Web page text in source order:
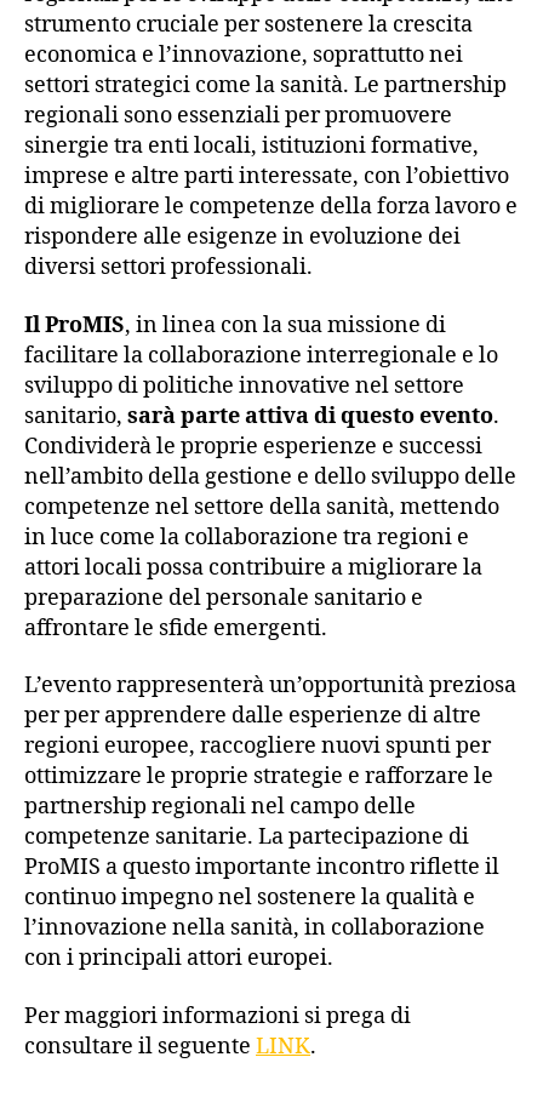
strumento cruciale per sostenere la crescita
economica e l’innovazione, soprattutto nei
settori strategici come la sanità. Le partnership
regionali sono essenziali per promuovere
sinergie tra enti locali, istituzioni formative,
imprese e altre parti interessate, con l’obiettivo
di migliorare le competenze della forza lavoro e
rispondere alle esigenze in evoluzione dei
diversi settori professionali.
Il ProMIS, in linea con la sua missione di
facilitare la collaborazione interregionale e lo
sviluppo di politiche innovative nel settore
sanitario, sarà parte attiva di questo evento.
Condividerà le proprie esperienze e successi
nell’ambito della gestione e dello sviluppo delle
competenze nel settore della sanità, mettendo
in luce come la collaborazione tra regioni e
attori locali possa contribuire a migliorare la
preparazione del personale sanitario e
affrontare le sfide emergenti.
L’evento rappresenterà un’opportunità preziosa
per per apprendere dalle esperienze di altre
regioni europee, raccogliere nuovi spunti per
ottimizzare le proprie strategie e rafforzare le
partnership regionali nel campo delle
competenze sanitarie. La partecipazione di
ProMIS a questo importante incontro riflette il
continuo impegno nel sostenere la qualità e
l’innovazione nella sanità, in collaborazione
con i principali attori europei.
Per maggiori informazioni si prega di
consultare il seguente LINK.